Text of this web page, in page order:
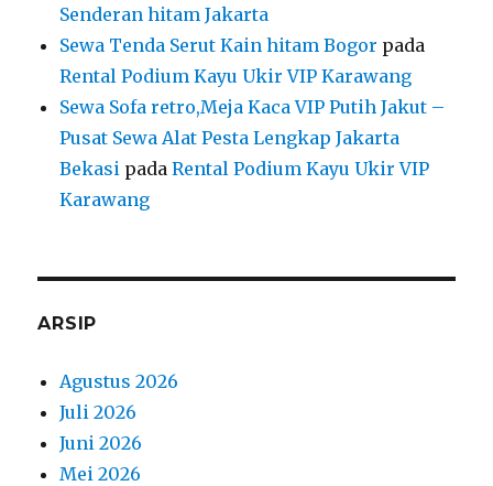
Senderan hitam Jakarta
Sewa Tenda Serut Kain hitam Bogor pada
Rental Podium Kayu Ukir VIP Karawang
Sewa Sofa retro,Meja Kaca VIP Putih Jakut –
Pusat Sewa Alat Pesta Lengkap Jakarta
Bekasi padaRental Podium Kayu Ukir VIP
Karawang
ARSIP
Agustus 2026
Juli 2026
Juni 2026
Mei 2026